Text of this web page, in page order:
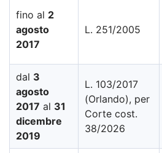
fino al 2
agosto
2017
L. 251/2005
dal 3
agosto
2017 al 31
dicembre
2019
L. 103/2017
(Orlando), per
Corte cost.
38/2026